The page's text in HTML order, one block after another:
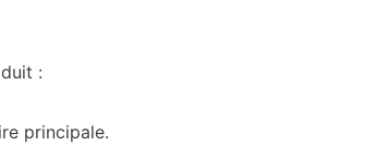
:
principale.